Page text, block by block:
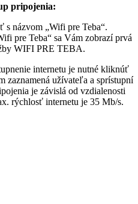
pripojenia:
názvom „Wifi pre Teba“.
pre Teba“ sa Vám zobrazí prvá
WIFI PRE TEBA.
internetu je nutné kliknúť
zaznamená užívateľa a sprístupní
je závislá od vzdialenosti
rýchlosť internetu je 35 Mb/s.